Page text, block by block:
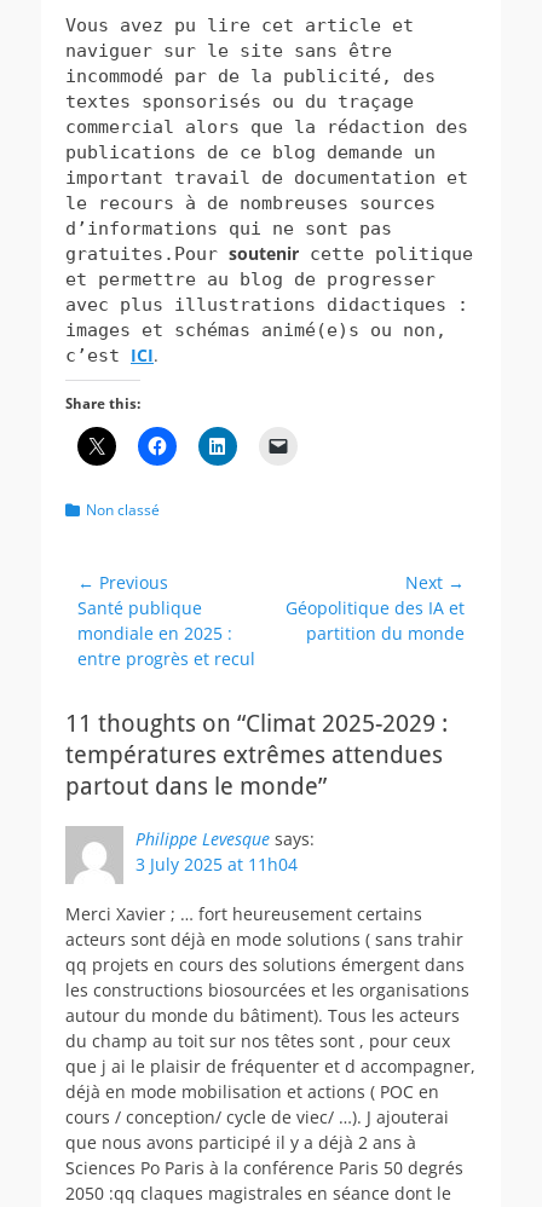
Vous avez pu lire cet article et
naviguer sur le site sans être
incommodé par de la publicité, des
textes sponsorisés ou du traçage
commercial alors que la rédaction des
publications de ce blog demande un
important travail de documentation et
le recours à de nombreuses sources
d’informations qui ne sont pas
gratuites.Pour soutenir cette politique
et permettre au blog de progresser
avec plus illustrations didactiques :
images et schémas animé(e)s ou non,
c’est ICI.
Share this:
Categories
Non classé
Post
navigation
← Previous
Previous
post:
Santé publique
mondiale en 2025 :
entre progrès et recul
Next →
Next
post:
Géopolitique des IA et
partition du monde
11 thoughts on “Climat 2025-2029 :
températures extrêmes attendues
partout dans le monde”
Philippe Levesque says:
3 July 2025 at 11h04
Merci Xavier ; … fort heureusement certains
acteurs sont déjà en mode solutions ( sans trahir
qq projets en cours des solutions émergent dans
les constructions biosourcées et les organisations
autour du monde du bâtiment). Tous les acteurs
du champ au toit sur nos têtes sont , pour ceux
que j ai le plaisir de fréquenter et d accompagner,
déjà en mode mobilisation et actions ( POC en
cours / conception/ cycle de viec/ …). J ajouterai
que nous avons participé il y a déjà 2 ans à
Sciences Po Paris à la conférence Paris 50 degrés
2050 :qq claques magistrales en séance dont le